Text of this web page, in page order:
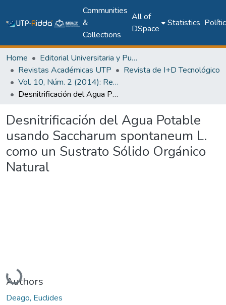
Communities
&
Collections
All of
DSpace
Statistics
Home
Editorial Universitaria y Publicaciones Seriadas
Revistas Académicas UTP
Revista de I+D Tecnológico
Vol. 10, Núm. 2 (2014): Revista I+D Tecnológico
Desnitrificación del Agua Potable usando Saccharum spontaneum L. como un Sustrato Sólido Orgánico Natural
Desnitrificación del Agua Potable
usando Saccharum spontaneum L.
como un Sustrato Sólido Orgánico
Natural
Loading...
Authors
Deago, Euclides